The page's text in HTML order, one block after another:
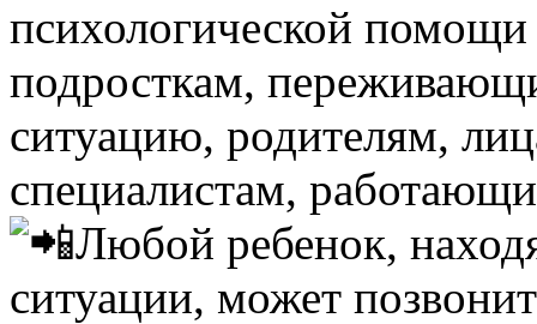
психологической
подросткам,
ситуацию, родителям,
специалистам,
Любой ребенок,
ситуации, может